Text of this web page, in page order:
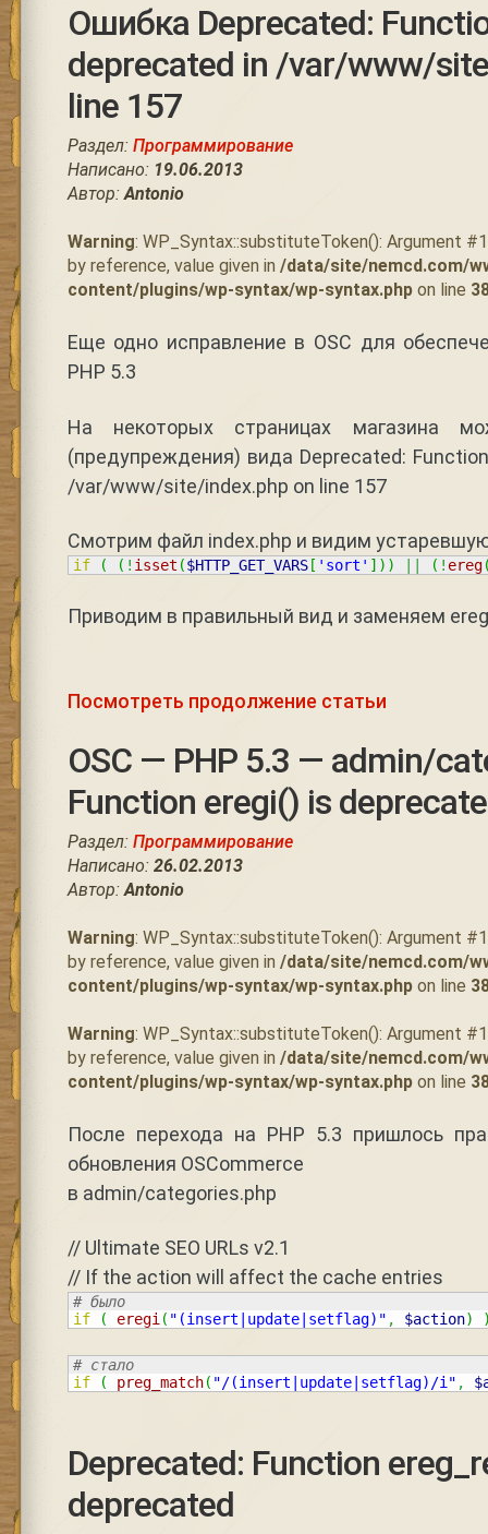
Ошибка Deprecated:
deprecated in /var/www/
line 157
Раздел: Программирование
Написано: 19.06.2013
Автор:Antonio
Warning: WP_Syntax::substituteToken(): Argument
by reference, value given in /data/site/nemcd.com/
content/plugins/wp-syntax/wp-syntax.phpon line
Еще одно исправление в OSC для
PHP 5.3
На некоторых страницах магазина
(предупреждения) вида Deprecated:
/var/www/site/index.php on line 157
Смотрим файл index.php и видим
if ( ( ! isset ($HTTP_GET_VARS[ 'sort' ] ) ) ( ! ereg
Приводим в правильный вид и заменяем
Посмотреть продолжение статьи
OSC — PHP 5.3 — admin/
Function eregi() is
Раздел: Программирование
Написано: 26.02.2013
Автор: Antonio
Warning: WP_Syntax::substituteToken(): Argument
by reference, value given in /data/site/nemcd.com/
content/plugins/wp-syntax/wp-syntax.phpon line
Warning: WP_Syntax::substituteToken(): Argument
by reference, value given in /data/site/nemcd.com/
content/plugins/wp-syntax/wp-syntax.phpon line
После перехода на PHP 5.3 пришлось
обновления OSCommerce
в admin/categories.php
// Ultimate SEO URLs v2.1
// If the action will affect the cache entries
# было
if
( eregi( "(insert|update|setflag)" , $action)
# стало
if
( preg_match( "/(insert|update|setflag)/i" ,
Deprecated: Function
deprecated